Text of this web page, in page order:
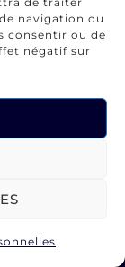
navigation ou
consentir ou de
négatif sur